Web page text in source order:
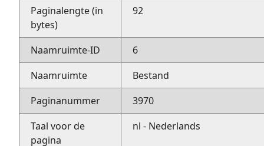
Paginalengte (in
bytes)
92
Naamruimte-ID
6
Naamruimte
Bestand
Paginanummer
3970
Taal voor de
pagina
nl - Nederlands